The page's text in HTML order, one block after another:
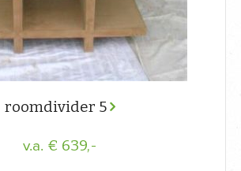
roomdivider 5
v.a. € 639,-